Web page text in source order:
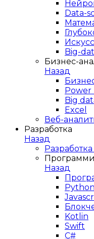
Data-
Big-
Бизнес-
Назад
Power
Big
Excel
Веб-
Разработка
Назад
Назад
Python
Kotlin
Swift
C#